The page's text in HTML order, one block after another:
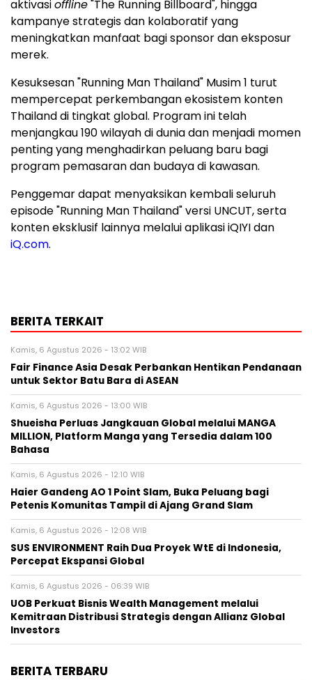
aktivasioffline"The Running Billboard", hingga
kampanye strategis dan kolaboratif yang
meningkatkan manfaat bagi sponsor dan eksposur
merek.
Kesuksesan "Running Man Thailand" Musim 1 turut
mempercepat perkembangan ekosistem konten
Thailand di tingkat global. Program ini telah
menjangkau 190 wilayah di dunia dan menjadi momen
penting yang menghadirkan peluang baru bagi
program pemasaran dan budaya di kawasan.
Penggemar dapat menyaksikan kembali seluruh
episode "Running Man Thailand" versi UNCUT, serta
konten eksklusif lainnya melalui aplikasi iQIYI dan
iQ.com.
BERITA TERKAIT
Kamis, 6 Agustus 2026 - 13:02 WIB
Fair Finance Asia Desak Perbankan Hentikan Pendanaan
untuk Sektor Batu Bara di ASEAN
Kamis, 6 Agustus 2026 - 13:00 WIB
Shueisha Perluas Jangkauan Global melalui MANGA
MILLION, Platform Manga yang Tersedia dalam 100
Bahasa
Kamis, 6 Agustus 2026 - 12:10 WIB
Haier Gandeng AO 1 Point Slam, Buka Peluang bagi
Petenis Komunitas Tampil di Ajang Grand Slam
Kamis, 6 Agustus 2026 - 12:08 WIB
SUS ENVIRONMENT Raih Dua Proyek WtE di Indonesia,
Percepat Ekspansi Global
Kamis, 6 Agustus 2026 - 06:39 WIB
UOB Perkuat Bisnis Wealth Management melalui
Kemitraan Distribusi Strategis dengan Allianz Global
Investors
BERITA TERBARU